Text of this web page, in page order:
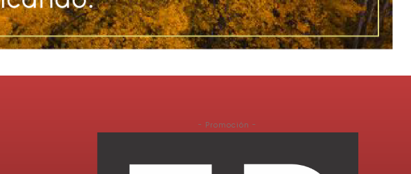
- Promoción -